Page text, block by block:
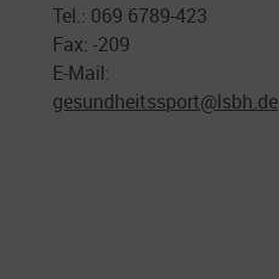
Tel.: 069 6789-423
Fax: -209
E-Mail:
gesundheitssport@lsbh.de